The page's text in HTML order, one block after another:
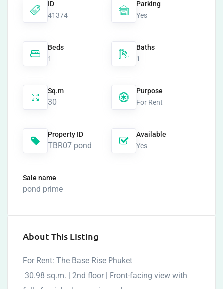
ID
41374
Parking
Yes
Beds
1
Baths
1
Sq.m
30
Purpose
For Rent
Property ID
TBR07 pond
Available
Yes
Sale name
pond prime
About This Listing
For Rent: The Base Rise Phuket​
​ 30.98 sq.m. | 2nd floor | Front-facing view with